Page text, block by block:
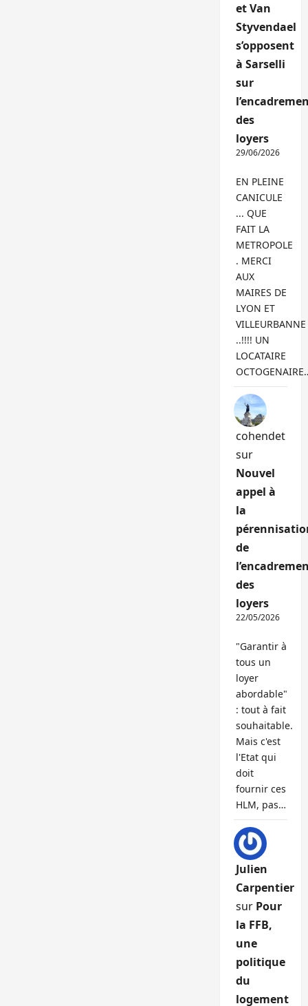
et Van
Styvendael
s’opposent
à Sarselli
sur
des
loyers
29/06/2026
EN PLEINE
CANICULE
... QUE
FAIT LA
METROPOLE
. MERCI
AUX
MAIRES DE
LYON ET
VILLEURBANNE
..!!!! UN
LOCATAIRE
cohendet
sur
Nouvel
appel à
la
de
des
loyers
22/05/2026
"Garantir à
tous un
loyer
abordable"
: tout à fait
souhaitable.
Mais c'est
l'Etat qui
doit
fournir ces
HLM, pas…
Julien
Carpentier
sur Pour
la FFB,
une
politique
du
logement